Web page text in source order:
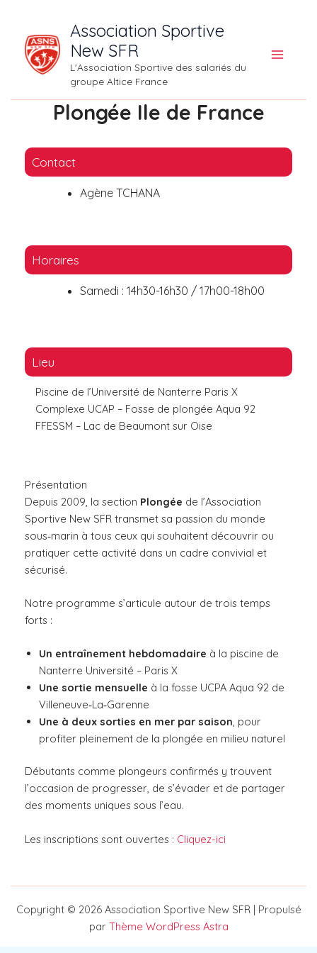
contenu
Association Sportive
New SFR
L'Association Sportive des salariés du
groupe Altice France
Plongée Ile de France
Contact
Agène TCHANA
Horaires
Samedi : 14h30-16h30 / 17h00-18h00
Lieu
Piscine de l’Université de Nanterre Paris X
Complexe UCAP – Fosse de plongée Aqua 92
FFESSM – Lac de Beaumont sur Oise
Présentation
Depuis 2009, la section Plongée de l’Association
Sportive New SFR transmet sa passion du monde
sous‑marin à tous ceux qui souhaitent découvrir ou
pratiquer cette activité dans un cadre convivial et
sécurisé.
Notre programme s’articule autour de trois temps
forts :
Un entraînement hebdomadaire à la piscine de
Nanterre Université – Paris X
Une sortie mensuelle à la fosse UCPA Aqua 92 de
Villeneuve‑La‑Garenne
Une à deux sorties en mer par saison, pour
profiter pleinement de la plongée en milieu naturel
Débutants comme plongeurs confirmés y trouvent
l’occasion de progresser, de s’évader et de partager
des moments uniques sous l’eau.
Les inscriptions sont ouvertes : Cliquez-ici
Copyright © 2026 Association Sportive New SFR | Propulsé
par Thème WordPress Astra